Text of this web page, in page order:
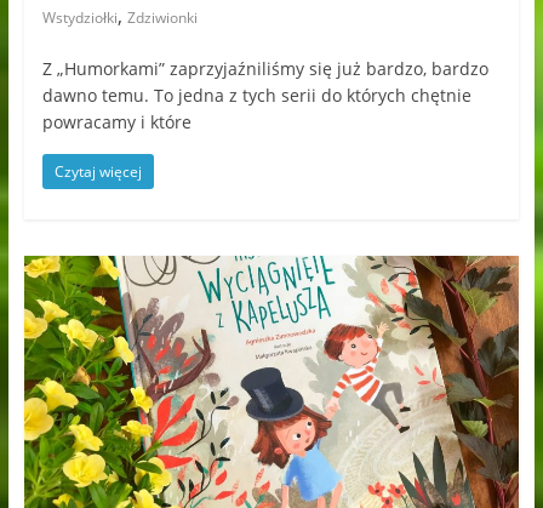
Wstydziołki, Zdziwionki
Z „Humorkami” zaprzyjaźniliśmy się już bardzo, bardzo
dawno temu. To jedna z tych serii do których chętnie
powracamy i które
Czytaj więcej